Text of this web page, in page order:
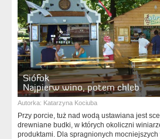
Siófok
Najpierw wino, potem chleb
Autorka: Katarzyna Kociuba
Przy porcie, tuż nad wodą ustawiana jest
drewniane budki, w których okoliczni
produktami. Dla spragnionych